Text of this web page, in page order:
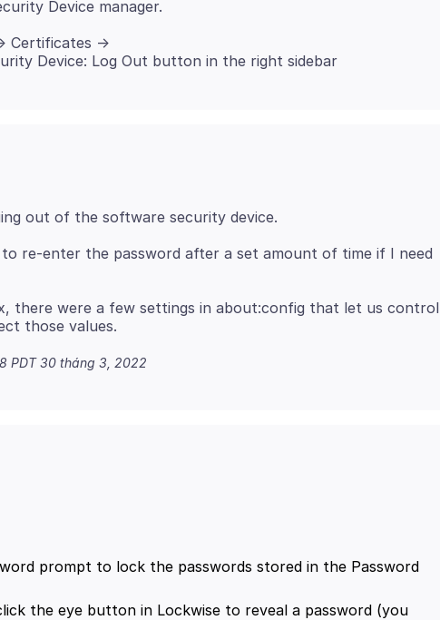
Certificates ->
Device: Log Out button in the right sidebar
re-enter the password after a set amount of time if I need
there were a few settings in about:config that let us control
PDT 30 tháng 3, 2022
prompt to lock the passwords stored in the Password
the eye button in Lockwise to reveal a password (you